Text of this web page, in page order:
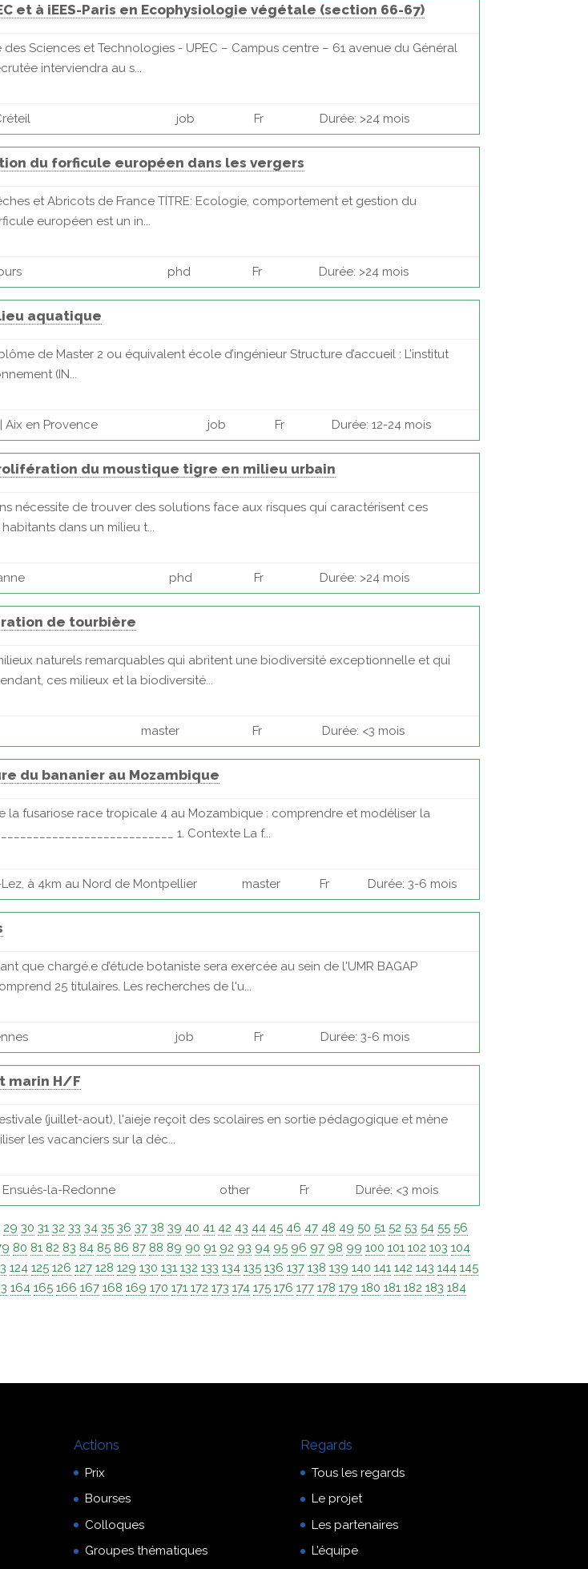
et à iEES-Paris en Ecophysiologie végétale (section 66-67)
Sciences et Technologies - UPEC – Campus centre – 61 avenue du Général
interviendra au s...
job Fr Durée: >24 mois
du forficule européen dans les vergers
et Abricots de France TITRE: Ecologie, comportement et gestion du
européen est un in...
phd Fr Durée: >24 mois
aquatique
de Master 2 ou équivalent école d’ingénieur Structure d’accueil : L’institut
(IN...
Aix en Provence job Fr Durée: 12-24 mois
du moustique tigre en milieu urbain
nécessite de trouver des solutions face aux risques qui caractérisent ces
dans un milieu t...
phd Fr Durée: >24 mois
de tourbière
naturels remarquables qui abritent une biodiversité exceptionnelle et qui
ces milieux et la biodiversité...
master Fr Durée: <3 mois
du bananier au Mozambique
fusariose race tropicale 4 au Mozambique : comprendre et modéliser la
1. Contexte La f...
à 4km au Nord de Montpellier master Fr Durée: 3-6 mois
que chargé.e d’étude botaniste sera exercée au sein de l'UMR BAGAP
25 titulaires. Les recherches de l'u...
job Fr Durée: 3-6 mois
marin H/F
(juillet-aout), l'aieje reçoit des scolaires en sortie pédagogique et mène
les vacanciers sur la déc...
Ensuès-la-Redonne other Fr Durée: <3 mois
29 30 31 32 33 34 35 36 37 38 39 40 41 42 43 44 45 46 47 48 49 50 51 52 53 54 55 56
80 81 82 83 84 85 86 87 88 89 90 91 92 93 94 95 96 97 98 99 100 101 102 103 104
124 125 126 127 128 129 130 131 132 133 134 135 136 137 138 139 140 141 142 143 144 145
164 165 166 167 168 169 170 171 172 173 174 175 176 177 178 179 180 181 182 183 184
Actions
Prix
Bourses
Colloques
Groupes thématiques
Regards
Tous les regards
Le projet
Les partenaires
L’équipe